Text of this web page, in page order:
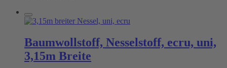
Baumwollstoff, Nesselstoff, ecru, uni,
3,15m Breite